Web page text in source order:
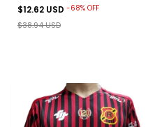
$12.62 USD -68% OFF
$38.94 USD